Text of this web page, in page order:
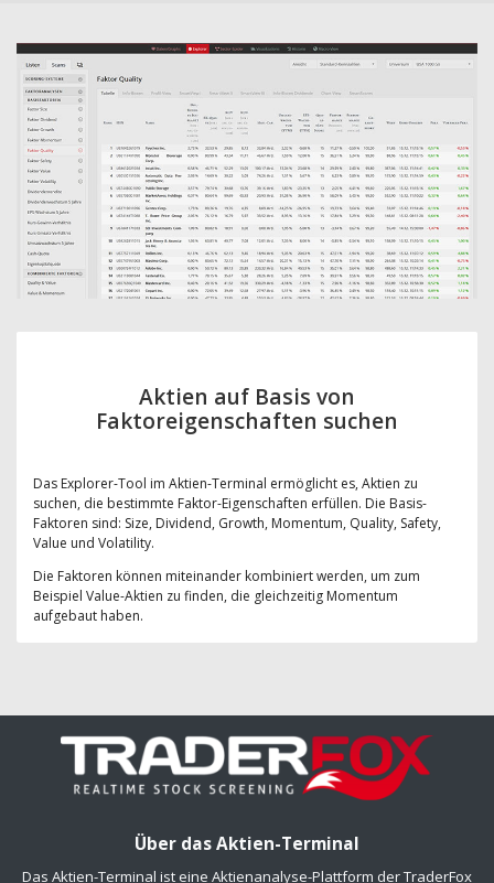
Aktien auf Basis von
Faktoreigenschaften suchen
Das Explorer-Tool im Aktien-Terminal ermöglicht es, Aktien zu
suchen, die bestimmte Faktor-Eigenschaften erfüllen. Die Basis-
Faktoren sind: Size, Dividend, Growth, Momentum, Quality, Safety,
Value und Volatility.
Die Faktoren können miteinander kombiniert werden, um zum
Beispiel Value-Aktien zu finden, die gleichzeitig Momentum
aufgebaut haben.
Über das Aktien-Terminal
Das Aktien-Terminal ist eine Aktienanalyse-Plattform der TraderFox